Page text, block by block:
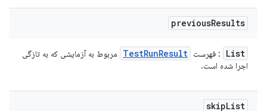
previousResults
List : فهرست TestRunResult
مربوط به آزمایشی که به تازگی
اجرا شده است.
skipList